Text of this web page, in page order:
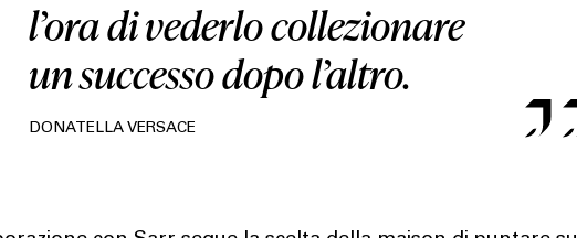
l’ora di vederlo collezionare
un successo dopo l’altro.
DONATELLA VERSACE